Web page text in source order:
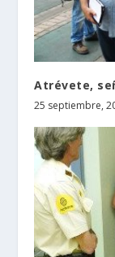
Atrévete,
25 septiembre,